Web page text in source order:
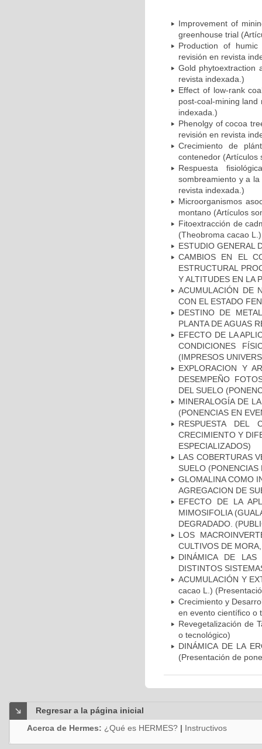
Improvement of
greenhouse trial
Production of
revisión en revista
Gold phytoextraction
revista indexada.)
Effect of low-rank
post-coal-mining
indexada.)
Phenolgy of cocoa
revisión en revista
Crecimiento de
contenedor (Artículos
Respuesta
sombreamiento y a
revista indexada.)
Microorganismos
montano (Artículos
Fitoextracción de
(Theobroma cacao
ESTUDIO GENERAL
CAMBIOS EN EL
ESTRUCTURAL
Y ALTITUDES EN LA
ACUMULACIÓN DE
CON EL ESTADO
DESTINO DE
PLANTA DE AGUAS
EFECTO DE LA
CONDICIONES
(IMPRESOS
EXPLORACION Y
DESEMPEÑO
DEL SUELO
MINERALOGÍA DE
(PONENCIAS EN
RESPUESTA DEL
CRECIMIENTO Y
ESPECIALIZADOS)
LAS COBERTURAS
SUELO
GLOMALINA COMO
AGREGACION DE
EFECTO DE LA
MIMOSIFOLIA
DEGRADADO.
LOS
CULTIVOS DE
DINÁMICA DE
DISTINTOS
ACUMULACIÓN Y
cacao L.)
Crecimiento y
en evento científico o
Revegetalización de
o tecnológico)
DINÁMICA DE LA
(Presentación de
Regresar a la página inicial
Acerca de Hermes: ¿Qué es HERMES? | Instructivos